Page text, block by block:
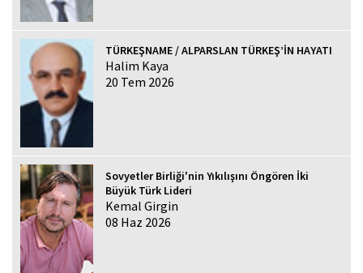
TÜRKEŞNAME / ALPARSLAN TÜRKEŞ’İN HAYATI
Halim Kaya
20 Tem 2026
Sovyetler Birliği'nin Yıkılışını Öngören İki
Büyük Türk Lideri
Kemal Girgin
08 Haz 2026